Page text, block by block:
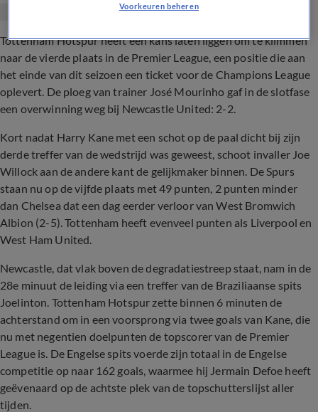
Tottenham Hotspur heeft een kans laten liggen om te klimmen
naar de vierde plaats in de Premier League, een positie die aan
het einde van dit seizoen een ticket voor de Champions League
oplevert. De ploeg van trainer José Mourinho gaf in de slotfase
een overwinning weg bij Newcastle United: 2-2.
Kort nadat Harry Kane met een schot op de paal dicht bij zijn
derde treffer van de wedstrijd was geweest, schoot invaller Joe
Willock aan de andere kant de gelijkmaker binnen. De Spurs
staan nu op de vijfde plaats met 49 punten, 2 punten minder
dan Chelsea dat een dag eerder verloor van West Bromwich
Albion (2-5). Tottenham heeft evenveel punten als Liverpool en
West Ham United.
Newcastle, dat vlak boven de degradatiestreep staat, nam in de
28e minuut de leiding via een treffer van de Braziliaanse spits
Joelinton. Tottenham Hotspur zette binnen 6 minuten de
achterstand om in een voorsprong via twee goals van Kane, die
nu met negentien doelpunten de topscorer van de Premier
League is. De Engelse spits voerde zijn totaal in de Engelse
competitie op naar 162 goals, waarmee hij Jermain Defoe heeft
geëvenaard op de achtste plek van de topschutterslijst aller
tijden.
Voorkeuren beheren